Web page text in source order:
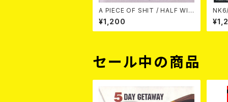
A PIECE OF SHIT / HALF WIN
G CONDOR CD
¥1,200
セール中の商品